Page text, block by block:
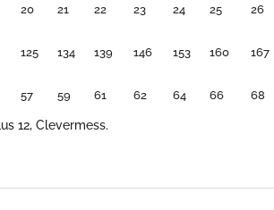
20 21 22 23 24 25 26
125 134 139 146 153 160 167
57 59 61 62 64 66 68
12, Clevermess.